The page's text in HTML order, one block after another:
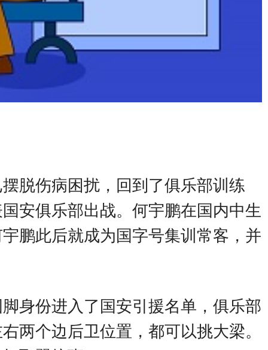
脱伤病困扰，回到了俱乐部训练
安俱乐部出战。何宇鹏在国内中生
鹏此后就成为国字号集训常客，并
身份进入了国安引援名单，俱乐部
两个边后卫位置，都可以挑大梁。